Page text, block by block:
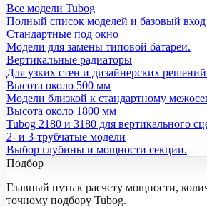
Все модели Tubog
Полный список моделей и базовый вход
Стандартные под окно
Модели для замены типовой батареи.
Вертикальные радиаторы
Для узких стен и дизайнерских
Высота около 500 мм
Модели близкой к стандартному
Высота около 1800 мм
Tubog 2180 и 3180 для вертикального
2- и 3-трубчатые модели
Выбор глубины и мощности секции.
Подбор
Главный путь к расчету мощности,
точному подбору Tubog.